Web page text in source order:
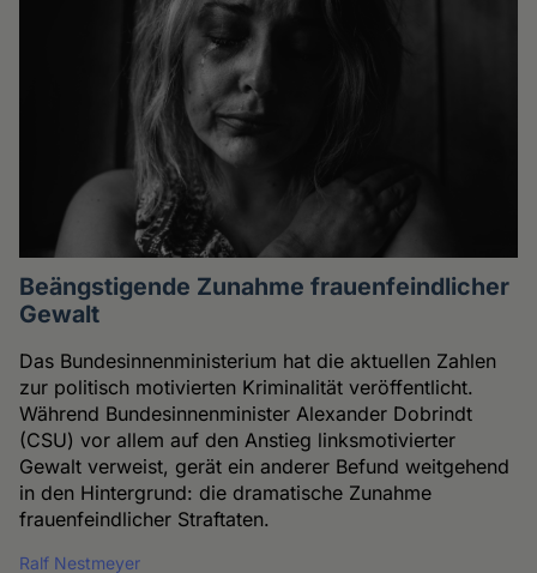
Beängstigende Zunahme frauenfeindlicher
Gewalt
Das Bundesinnenministerium hat die aktuellen Zahlen
zur politisch motivierten Kriminalität veröffentlicht.
Während Bundesinnenminister Alexander Dobrindt
(CSU) vor allem auf den Anstieg linksmotivierter
Gewalt verweist, gerät ein anderer Befund weitgehend
in den Hintergrund: die dramatische Zunahme
frauenfeindlicher Straftaten.
Ralf Nestmeyer